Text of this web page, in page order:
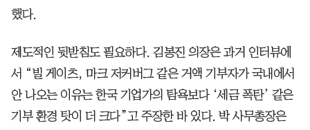
했다.
제도적인 뒷받침도 필요하다. 김봉진 의장은 과거 인터뷰에
서 “빌 게이츠, 마크 저커버그 같은 거액 기부자가 국내에서
안 나오는 이유는 한국 기업가의 탐욕보다 ‘세금 폭탄’ 같은
기부 환경 탓이 더 크다”고 주장한 바 있다. 박 사무총장은